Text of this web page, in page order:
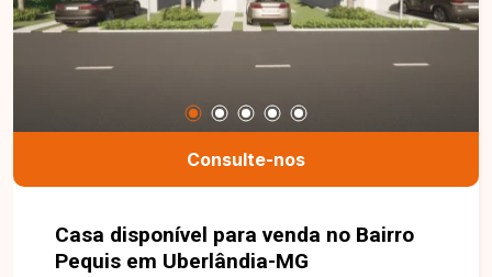
deck seco e molhado, piscinas adulto recreativa
quadra de tênis e campo de futebol. Ideal para
tranquilidade em um só lugar.
Consulte-nos
Casa disponível para venda no Bairro
Pequis em Uberlândia-MG